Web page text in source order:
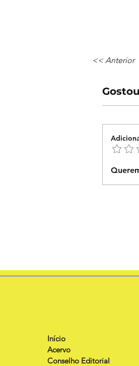
<< Anterior
Início
Acervo
Conselho Editorial